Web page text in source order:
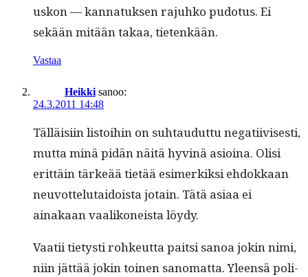
uskon — kan­natuk­sen rajuhko pudo­tus. Ei
sekään mitään takaa, tietenkään.
Vastaa
Heikki sanoo:
24.3.2011 14:48
Täl­läisi­in lis­toi­hin on suh­taudut­tu negati­ivis­es­ti,
mut­ta minä pidän näitä hyv­inä asioina. Olisi
erit­täin tärkeää tietää esimerkik­si ehdokkaan
neu­vot­te­lu­taidoista jotain. Tätä asi­aa ei
ainakaan vaa­likoneista löydy.
Vaatii tietysti rohkeut­ta pait­si sanoa jokin nimi,
niin jät­tää jokin toinen sanomat­ta. Yleen­sä poli­